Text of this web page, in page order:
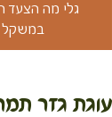
גלי מה הצעד
במשקל
עוגת גזר